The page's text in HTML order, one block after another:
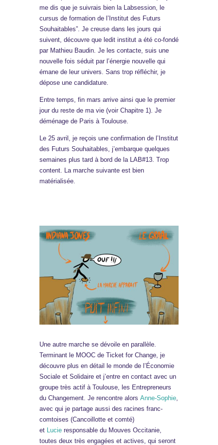
me dis que je suivrais bien la Labsession, le
cursus de formation de l’Institut des Futurs
Souhaitables”. Je creuse dans les jours qui
suivent, découvre que ledit institut a été co-fondé
par Mathieu Baudin. Je les contacte, suis une
nouvelle fois séduit par l’énergie nouvelle qui
émane de leur univers. Sans trop réfléchir, je
dépose une candidature.
Entre temps, fin mars arrive ainsi que le premier
jour du reste de ma vie (voir Chapitre 1). Je
déménage de Paris à Toulouse.
Le 25 avril, je reçois une confirmation de l’Institut
des Futurs Souhaitables, j’embarque quelques
semaines plus tard à bord de la LAB#13. Trop
content. La marche suivante est bien
matérialisée.
Une autre marche se dévoile en parallèle.
Terminant le MOOC de Ticket for Change, je
découvre plus en détail le monde de l’Économie
Sociale et Solidaire et j’entre en contact avec un
groupe très actif à Toulouse, les Entrepreneurs
du Changement. Je rencontre alors Anne-Sophie,
avec qui je partage aussi des racines franc-
comtoises (Cancoillotte et comté)
et Lucieresponsable du Mouves Occitanie,
toutes deux très engagées et actives, qui seront